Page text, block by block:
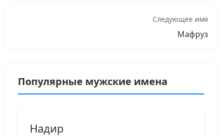
Следующее имя
Мафруз
Популярные мужские имена
Надир